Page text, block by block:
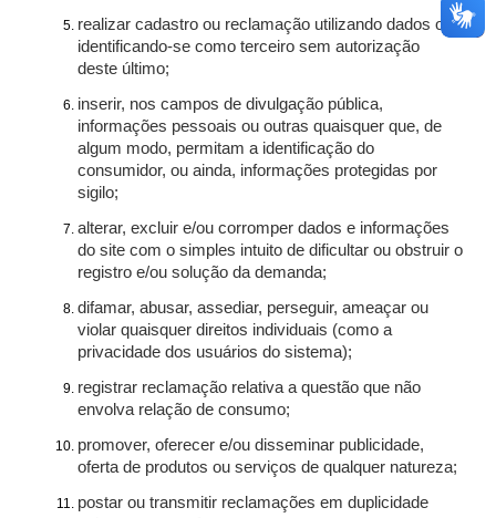
realizar cadastro ou reclamação utilizando dados ou
identificando-se como terceiro sem autorização
deste último;
inserir, nos campos de divulgação pública,
informações pessoais ou outras quaisquer que, de
algum modo, permitam a identificação do
consumidor, ou ainda, informações protegidas por
sigilo;
alterar, excluir e/ou corromper dados e informações
do site com o simples intuito de dificultar ou obstruir o
registro e/ou solução da demanda;
difamar, abusar, assediar, perseguir, ameaçar ou
violar quaisquer direitos individuais (como a
privacidade dos usuários do sistema);
registrar reclamação relativa a questão que não
envolva relação de consumo;
promover, oferecer e/ou disseminar publicidade,
oferta de produtos ou serviços de qualquer natureza;
postar ou transmitir reclamações em duplicidade